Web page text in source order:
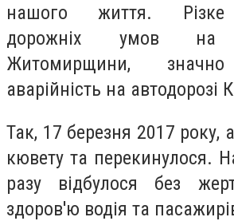
нашого життя. Різке
дорожніх умов на
Житомирщини,
аварійність на автодорозі
Так, 17 березня 2017 року,
кювету та перекинулося.
разу відбулося без
здоров'ю водія та